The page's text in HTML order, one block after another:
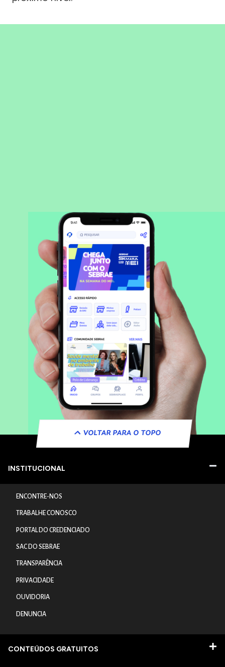
VOLTAR PARA O TOPO
INSTITUCIONAL
ENCONTRE-NOS
TRABALHE CONOSCO
PORTAL DO CREDENCIADO
SAC DO SEBRAE
TRANSPARÊNCIA
PRIVACIDADE
OUVIDORIA
DENUNCIA
CONTEÚDOS GRATUITOS